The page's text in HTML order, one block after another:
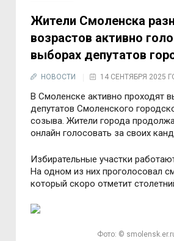
Жители Смоленска
возрастов активно
выборах депутатов
НОВОСТИ 14 СЕНТЯБРЯ 2025
В Смоленске активно проходят
депутатов Смоленского
созыва. Жители города
онлайн голосовать за своих
Избирательные участки
На одном из них проголосовал
который скоро отметит
Фото: ©